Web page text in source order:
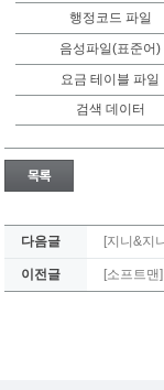
행정코드 파일
음성파일(표준어)
요금 테이블 파일
검색 데이터
다음글 [지니&지
이전글 [소프트